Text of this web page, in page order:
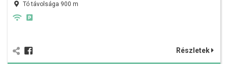
Tó távolsága 900 m
Részletek